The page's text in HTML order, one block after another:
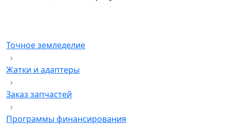
Точное земледелие
Жатки и адаптеры
Заказ запчастей
Программы финансирования